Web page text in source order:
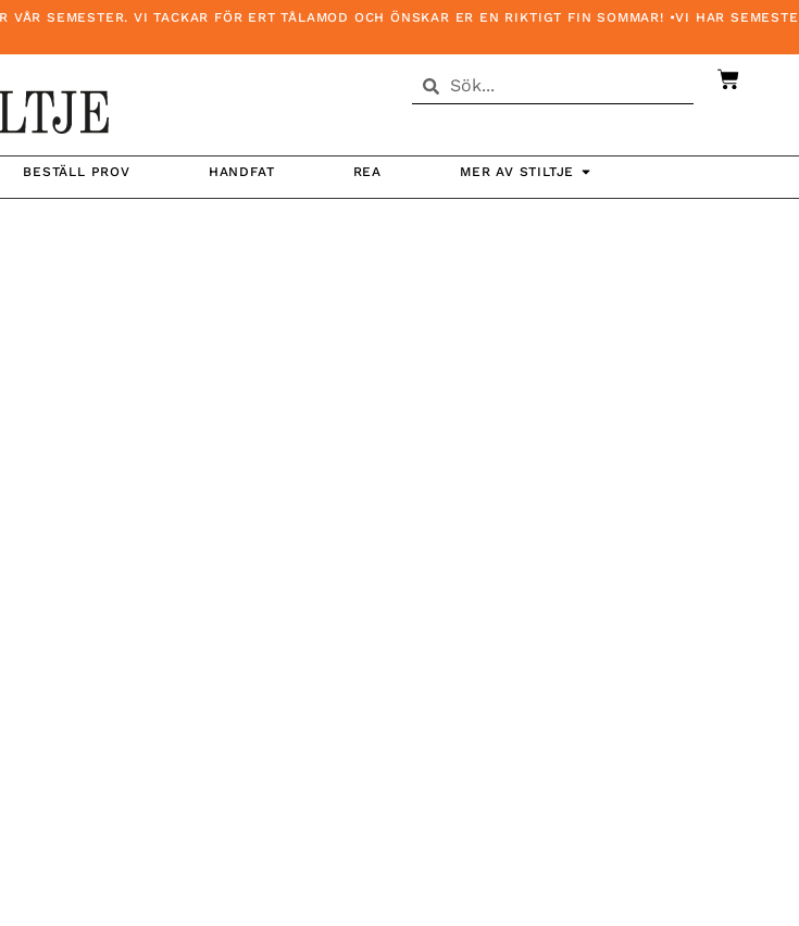
VI TACKAR FÖR ERT TÅLAMOD OCH ÖNSKAR ER EN RIKTIGT FIN SOMMAR! •VI HAR
BESTÄLL PROV HANDFAT REA MER AV STILTJE